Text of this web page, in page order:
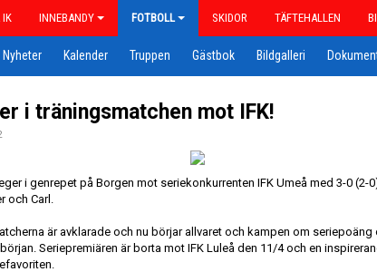
INNEBANDY FOTBOLL SKIDOR TÄFTEHALLEN
Nyheter Kalender Truppen Gästbok Bildgalleri
i träningsmatchen mot IFK!
i genrepet på Borgen mot seriekonkurrenten IFK Umeå med 3-0 (2-
och Carl.
är avklarade och nu börjar allvaret och kampen om seriepoäng
Seriepremiären är borta mot IFK Luleå den 11/4 och en